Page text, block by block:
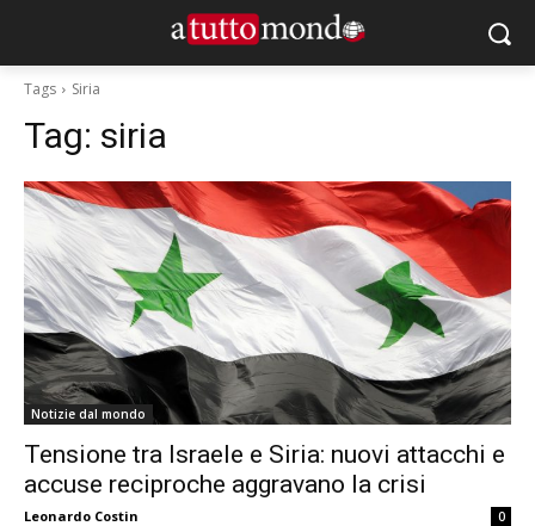
Tags Siria
Tag: siria
Notizie dal mondo
Tensione tra Israele e Siria: nuovi attacchi e
accuse reciproche aggravano la crisi
Leonardo Costin 0